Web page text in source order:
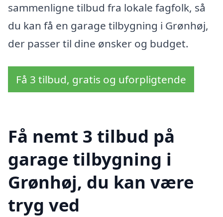
sammenligne tilbud fra lokale fagfolk, så
du kan få en garage tilbygning i Grønhøj,
der passer til dine ønsker og budget.
Få 3 tilbud, gratis og uforpligtende
Få nemt 3 tilbud på
garage tilbygning i
Grønhøj, du kan være
tryg ved